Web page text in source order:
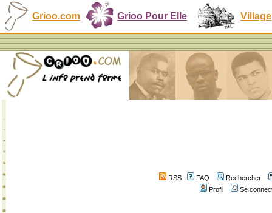
Grioo.com Grioo Pour Elle Village
RSS FAQ
Rechercher
Profil
Se